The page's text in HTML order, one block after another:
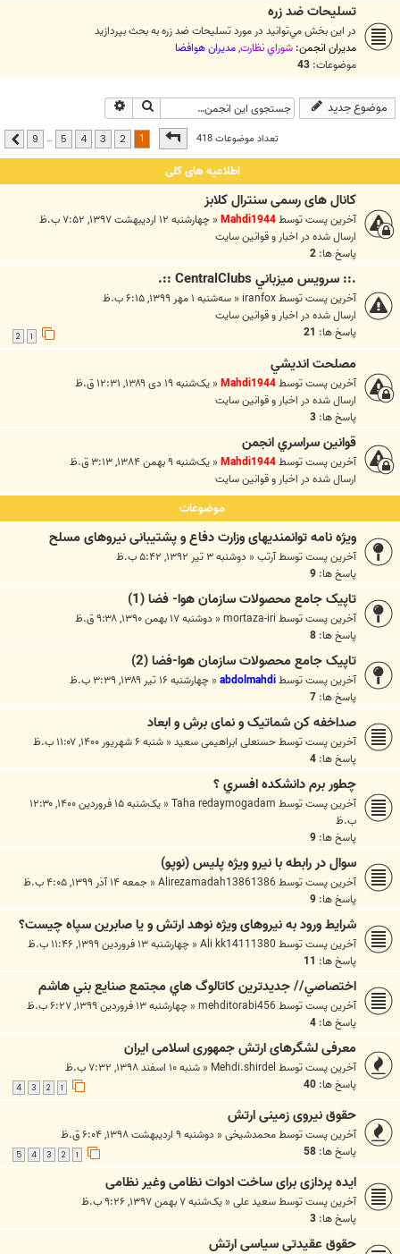
تسليحات ضد زره
در اين بخش مي‌توانيد در مورد تسليحات ضد زره به بحث بپردازيد
مدیران انجمن: شوراي نظارت,مديران هوافضا
موضوعات: 43
موضوع جدید جستجو
تعداد موضوعات 418صفحه از9
2
3
4
5
…
9 بعدی
اطلاعیه های کلی
کانال های رسمی سنترال کلابز
آخرین پست توسطMahdi1944
« چهارشنبه ۱۲ اردیبهشت ۱۳۹۷, ۷:۵۲ ب.ظ
ارسال شده در اخبار و قوانين سايت
پاسخ ها: 2
.:: سرويس ميزباني CentralClubs ::.
آخرین پست توسطiranfox
« سه‌شنبه ۱ مهر ۱۳۹۹, ۶:۱۵ ب.ظ
ارسال شده در اخبار و قوانين سايت
پاسخ ها: 21
مصلحت انديشي
آخرین پست توسطMahdi1944
« یک‌شنبه ۱۹ دی ۱۳۸۹, ۱۲:۳۱ ق.ظ
ارسال شده در اخبار و قوانين سايت
پاسخ ها: 3
قوانين سراسري انجمن
آخرین پست توسطMahdi1944
« یک‌شنبه ۹ بهمن ۱۳۸۴, ۳:۱۳ ق.ظ
ارسال شده در اخبار و قوانين سايت
موضوعات
ويژه نامه توانمندیهای وزارت دفاع و پشتیبانی نیروهای مسلح
آخرین پست توسطآرتب« دوشنبه ۳ تیر ۱۳۹۲, ۵:۴۲ ب.ظ
پاسخ ها: 9
تاپیک جامع محصولات سازمان هوا- فضا (1)
آخرین پست توسطmortaza-iri
« دوشنبه ۱۷ بهمن ۱۳۹۰, ۹:۳۸ ق.ظ
پاسخ ها: 8
تاپیک جامع محصولات سازمان هوا-فضا (2)
آخرین پست توسطabdolmahdi
« چهارشنبه ۱۶ تیر ۱۳۸۹, ۳:۳۹ ب.ظ
پاسخ ها: 7
صداخفه کن شماتیک و نمای برش و ابعاد
آخرین پست توسطحسنعلی ابراهیمی سعید« شنبه ۶ شهریور ۱۴۰۰, ۱۱:۰۷ ب.ظ
پاسخ ها: 4
چطور برم دانشكده افسري ؟
آخرین پست توسطTaha redaymogadam
«
یک‌شنبه ۱۵ فروردین ۱۴۰۰, ۱۲:۳۰
ب.ظ
پاسخ ها: 9
سوال در رابطه با نيرو ويژه پليس (نوپو)
آخرین پست توسطAlirezamadah13861386
« جمعه ۱۴ آذر ۱۳۹۹, ۴:۰۵ ب.ظ
پاسخ ها: 9
شرایط ورود به نیروهای ویژه نوهد ارتش و یا صابرین سپاه چیست؟
آخرین پست توسطAli kk14111380
« چهارشنبه ۱۳ فروردین ۱۳۹۹, ۱۱:۴۶ ب.ظ
پاسخ ها: 11
اختصاصي// جديدترين كاتالوگ هاي مجتمع صنايع بني هاشم
آخرین پست توسطmehditorabi456
« چهارشنبه ۱۳ فروردین ۱۳۹۹, ۶:۲۷ ب.ظ
پاسخ ها: 4
معرفی لشگرهای ارتش جمهوری اسلامی ایران
آخرین پست توسطMehdi.shirdel
« شنبه ۱۰ اسفند ۱۳۹۸, ۷:۳۲ ب.ظ
پاسخ ها: 40
3
4
حقوق نیروی زمینی ارتش
آخرین پست توسطمحمدشیخی« دوشنبه ۹ اردیبهشت ۱۳۹۸, ۶:۰۴ ق.ظ
پاسخ ها: 58
3
4
5
ایده پردازی برای ساخت ادوات نظامی وغیر نظامی
آخرین پست توسطسعید علی« یک‌شنبه ۷ بهمن ۱۳۹۷, ۹:۲۶ ب.ظ
پاسخ ها: 3
حقوق عقیدتی سیاسی ارتش